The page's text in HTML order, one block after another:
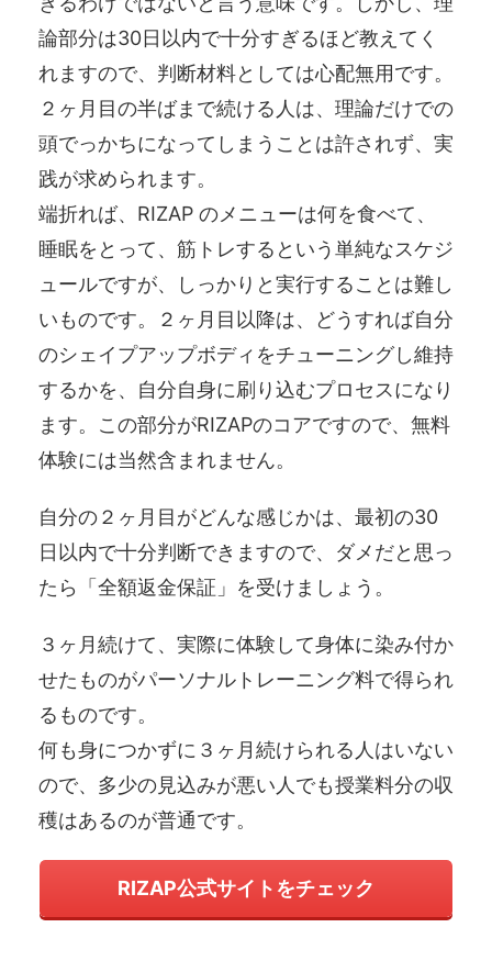
論部分は30日以内で十分すぎるほど教えてく
れますので、判断材料としては心配無用です。
２ヶ月目の半ばまで続ける人は、理論だけでの
頭でっかちになってしまうことは許されず、実
践が求められます。
端折れば、RIZAP のメニューは何を食べて、
睡眠をとって、筋トレするという単純なスケジ
ュールですが、しっかりと実行することは難し
いものです。２ヶ月目以降は、どうすれば自分
のシェイプアップボディをチューニングし維持
するかを、自分自身に刷り込むプロセスになり
ます。この部分がRIZAPのコアですので、無料
体験には当然含まれません。
自分の２ヶ月目がどんな感じかは、最初の30
日以内で十分判断できますので、ダメだと思っ
たら「全額返金保証」を受けましょう。
３ヶ月続けて、実際に体験して身体に染み付か
せたものがパーソナルトレーニング料で得られ
るものです。
何も身につかずに３ヶ月続けられる人はいない
ので、多少の見込みが悪い人でも授業料分の収
穫はあるのが普通です。
RIZAP公式サイトをチェック